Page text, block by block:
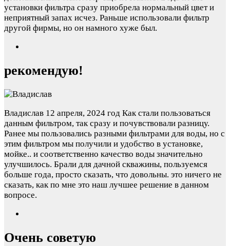
установки фильтра сразу приобрела нормальный цвет и
неприятный запах исчез. Раньше использовали фильтр
другой фирмы, но он намного хуже был.
рекомендую!
Владислав 12 апреля, 2024 год Как стали пользоваться
данным фильтром, так сразу и почувствовали разницу.
Ранее мы пользовались разными фильтрами для воды, но с
этим фильтром мы получили и удобство в установке,
мойке.. и соответственно качество воды значительно
улучшилось. Брали для дачной скважины, пользуемся
больше года, просто сказать, что довольны. это ничего не
сказать, как по мне это наш лучшее решение в данном
вопросе.
Очень советую